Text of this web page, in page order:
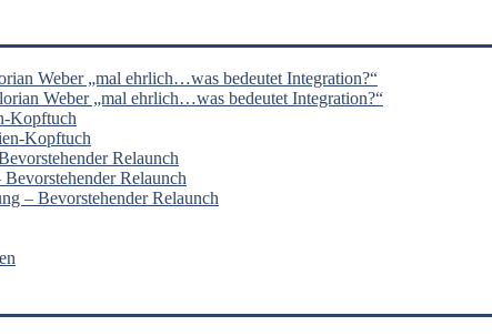
Weber „mal ehrlich…was bedeutet Integration?“
Weber „mal ehrlich…was bedeutet Integration?“
Kopftuch
Kopftuch
Relaunch
Relaunch
– Bevorstehender Relaunch